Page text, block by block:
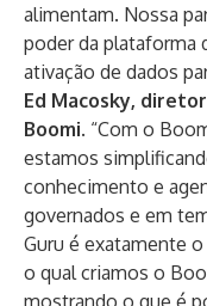
alimentam. Nossa
poder da plataforma
ativação de dados
Ed Macosky,
Boomi. “Com o
estamos
conhecimento e
governados e em
Guru é exatamente
o qual criamos o
mostrando o que é